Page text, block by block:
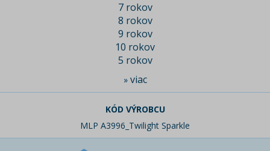
7 rokov
8 rokov
9 rokov
10 rokov
5 rokov
» viac
KÓD VÝROBCU
MLP A3996_Twilight Sparkle